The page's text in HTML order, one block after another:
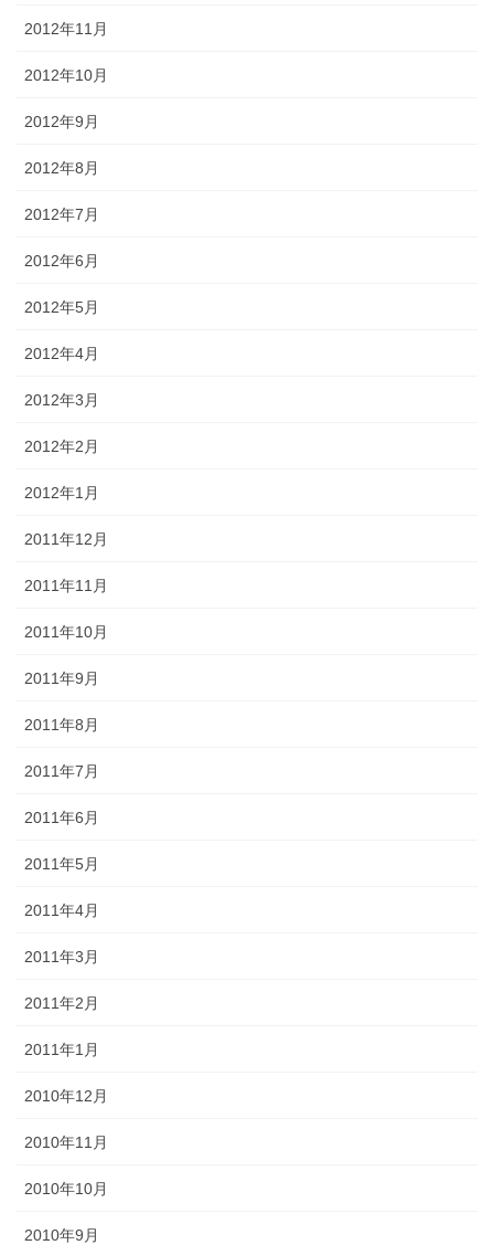
2012年11月
2012年10月
2012年9月
2012年8月
2012年7月
2012年6月
2012年5月
2012年4月
2012年3月
2012年2月
2012年1月
2011年12月
2011年11月
2011年10月
2011年9月
2011年8月
2011年7月
2011年6月
2011年5月
2011年4月
2011年3月
2011年2月
2011年1月
2010年12月
2010年11月
2010年10月
2010年9月